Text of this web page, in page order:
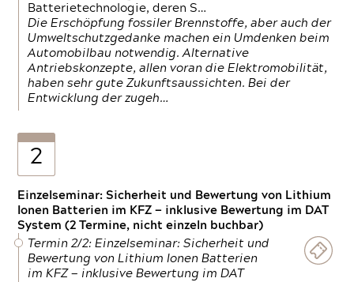
Batterietechnologie, deren S…
Die Erschöpfung fossiler Brennstoffe, aber auch der
Umweltschutzgedanke machen ein Umdenken beim
Automobilbau notwendig. Alternative
Antriebskonzepte, allen voran die Elektromobilität,
haben sehr gute Zukunftsaussichten. Bei der
Entwicklung der zugeh…
2
Einzelseminar: Sicherheit und Bewertung von Lithium
Ionen Batterien im KFZ — inklusive Bewertung im DAT
System (2 Termine, nicht einzeln buchbar)
Termin 2/2: Einzelseminar: Sicherheit und
Bewertung von Lithium Ionen Batterien
im KFZ — inklusive Bewertung im DAT